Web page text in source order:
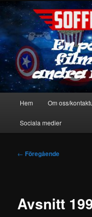
Hoppa
primärt
innehållSoffhjältarna
En podcast om film, spel
Hem Om oss/
Sociala medier
Inläggsnavigering
← Föregående
Avsnitt